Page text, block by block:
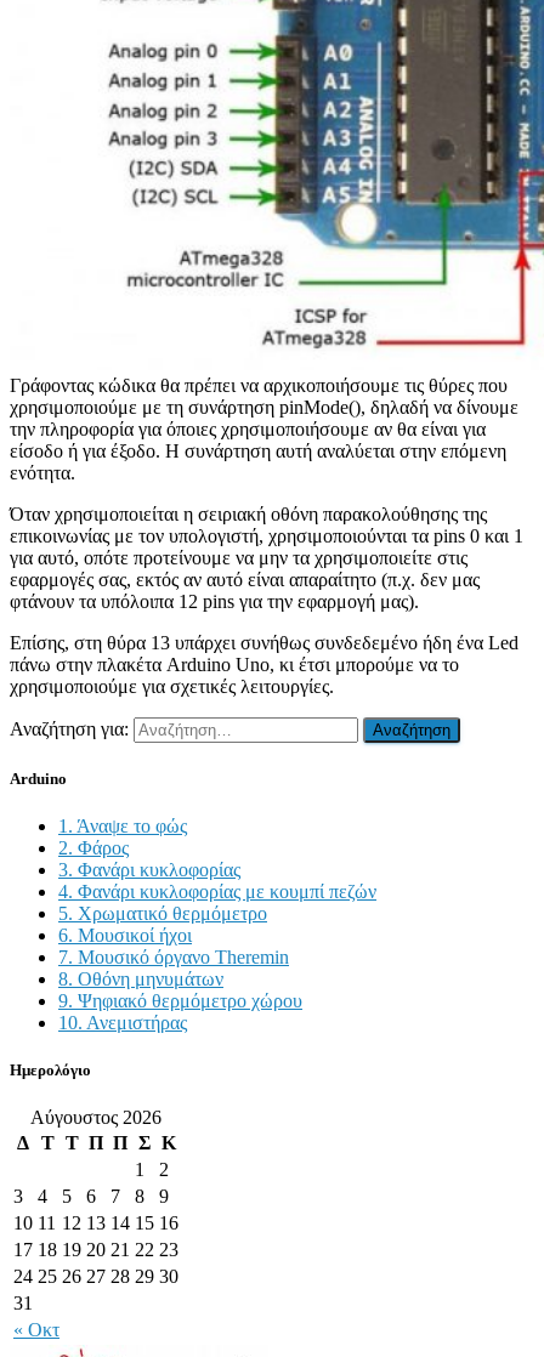
Γράφοντας κώδικα θα πρέπει να αρχικοποιήσουμε τις θύρες που
χρησιμοποιούμε με τη συνάρτηση pinMode(), δηλαδή να δίνουμε
την πληροφορία για όποιες χρησιμοποιήσουμε αν θα είναι για
είσοδο ή για έξοδο. Η συνάρτηση αυτή αναλύεται στην επόμενη
ενότητα.
Όταν χρησιμοποιείται η σειριακή οθόνη παρακολούθησης της
επικοινωνίας με τον υπολογιστή, χρησιμοποιούνται τα pins 0 και 1
για αυτό, οπότε προτείνουμε να μην τα χρησιμοποιείτε στις
εφαρμογές σας, εκτός αν αυτό είναι απαραίτητο (π.χ. δεν μας
φτάνουν τα υπόλοιπα 12 pins για την εφαρμογή μας).
Επίσης, στη θύρα 13 υπάρχει συνήθως συνδεδεμένο ήδη ένα Led
πάνω στην πλακέτα Arduino Uno, κι έτσι μπορούμε να το
χρησιμοποιούμε για σχετικές λειτουργίες.
Αναζήτηση για:
Arduino
1. Άναψε το φώς
2. Φάρος
3. Φανάρι κυκλοφορίας
4. Φανάρι κυκλοφορίας με κουμπί πεζών
5. Χρωματικό θερμόμετρο
6. Μουσικοί ήχοι
7. Μουσικό όργανο Theremin
8. Οθόνη μηνυμάτων
9. Ψηφιακό θερμόμετρο χώρου
10. Ανεμιστήρας
Ημερολόγιο
Αύγουστος 2026
Δ Τ Τ Π Π Σ Κ
« Οκτ
1
2
3
4 5 6 7 8
9
10 11 12 13 14 15 16
17 18 19 20 21 22 23
24 25 26 27 28 29 30
31